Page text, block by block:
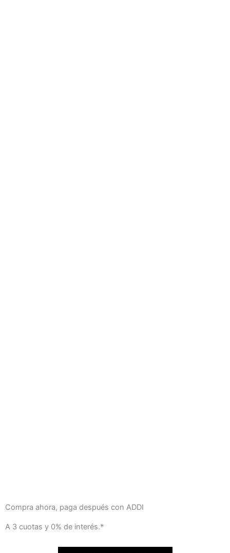
Compra ahora, paga después con ADDI
A 3 cuotas y 0% de interés.*